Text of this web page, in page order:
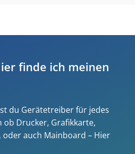
finde ich meinen
du Gerätetreiber für jedes
ob Drucker, Grafikkarte,
auch Mainboard – Hier